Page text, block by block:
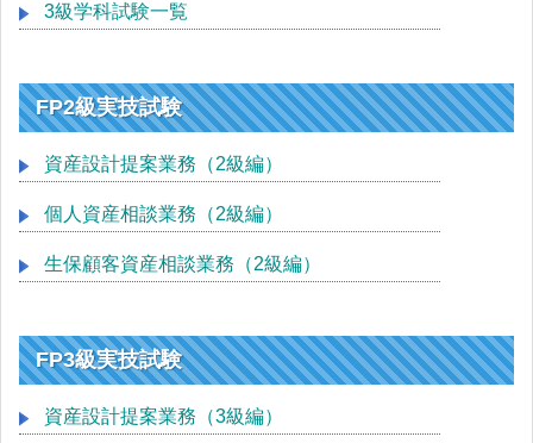
3級学科試験一覧
FP2級実技試験
資産設計提案業務（2級編）
個人資産相談業務（2級編）
生保顧客資産相談業務（2級編）
FP3級実技試験
資産設計提案業務（3級編）